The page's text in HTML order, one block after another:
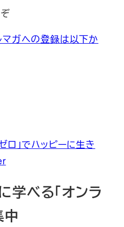
ガへの登録は以下か
ロ」でハッピーに生き
学べる「オンラ
中